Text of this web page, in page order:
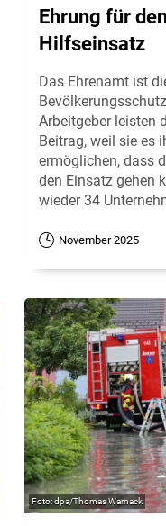
Ehrung für
Hilfseinsatz
Das Ehrenamt ist
Arbeitgeber leisten
Beitrag, weil sie es
ermöglichen, dass
den Einsatz gehen
wieder 34
November 2025
dpa/Thomas Warnack